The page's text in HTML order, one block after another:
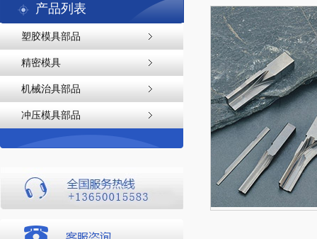
产品列表
塑胶模具部品
精密模具
机械治具部品
冲压模具部品